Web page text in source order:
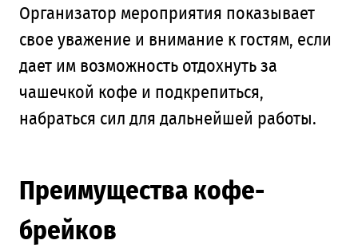
Организатор мероприятия показывает
свое уважение и внимание к гостям, если
дает им возможность отдохнуть за
чашечкой кофе и подкрепиться,
набраться сил для дальнейшей работы.
Преимущества кофе-
брейков